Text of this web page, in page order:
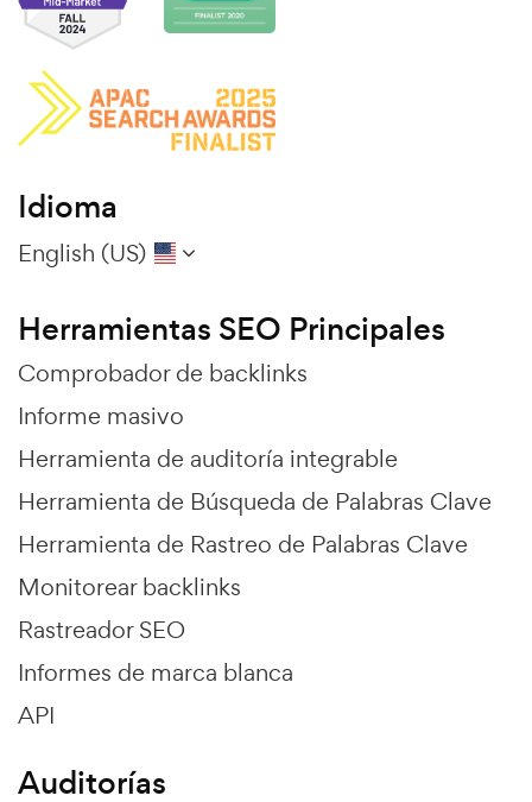
Idioma
English (US)
Herramientas SEO Principales
Comprobador de backlinks
Informe masivo
Herramienta de auditoría integrable
Herramienta de Búsqueda de Palabras Clave
Herramienta de Rastreo de Palabras Clave
Monitorear backlinks
Rastreador SEO
Informes de marca blanca
API
Auditorías